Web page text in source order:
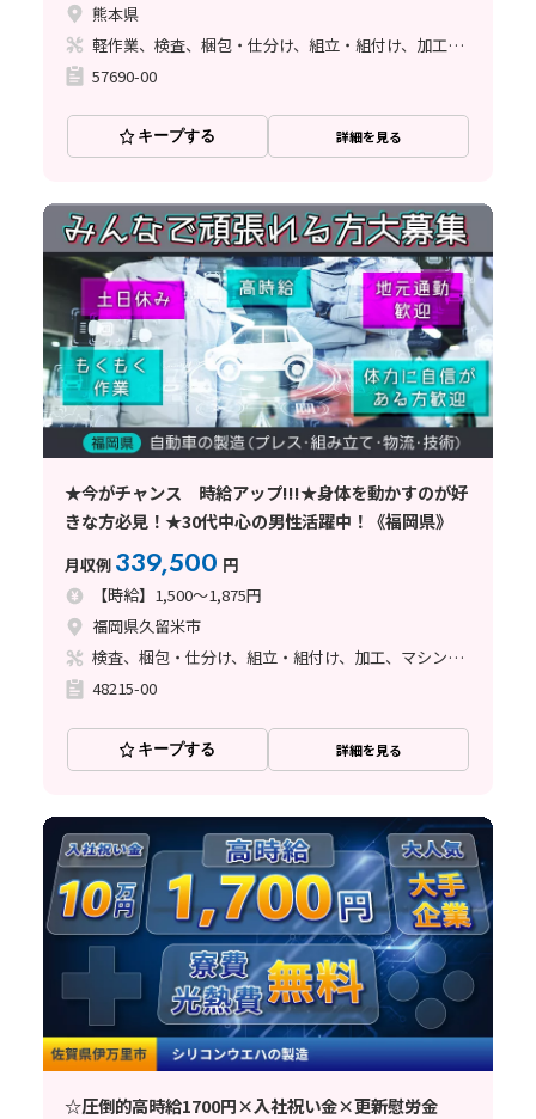
熊本県
軽作業、検査、梱包・仕分け、組立・組付け、加工、マシンオペレーター、クリーンルーム、清掃・洗浄、品質管理、メンテナンス・保全、フォークリフト、座り作業、玉掛け・クレーン、ライン作業、ハンダ付け、鋳造・鍛造、立ち作業、溶接、塗装、バリ取り
57690-00
キープする 詳細を見る
★今がチャンス 時給アップ!!!★身体を動かすのが好
きな方必見！★30代中心の男性活躍中！《福岡県》
月収例 339,500 円
【時給】1,500～1,875円
福岡県久留米市
検査、梱包・仕分け、組立・組付け、加工、マシンオペレーター、立ち作業
48215-00
キープする 詳細を見る
☆圧倒的高時給1700円×入社祝い金×更新慰労金